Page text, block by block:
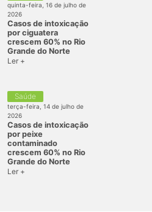
quinta-feira, 16 de julho de
2026
Casos de intoxicação
por ciguatera
crescem 60% no Rio
Grande do Norte
Ler +
Saúde
terça-feira, 14 de julho de
2026
Casos de intoxicação
por peixe
contaminado
crescem 60% no Rio
Grande do Norte
Ler +